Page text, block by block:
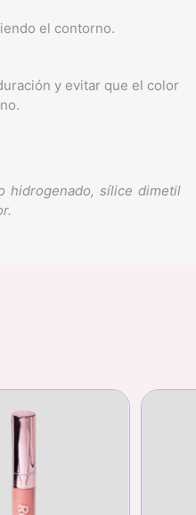
el contorno.
y evitar que el color
hidrogenado, sílice dimetil